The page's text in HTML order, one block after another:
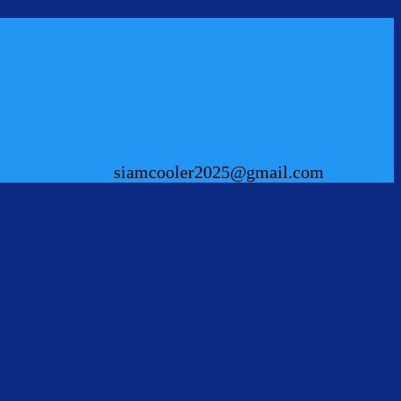
siamcooler2025@gmail.com